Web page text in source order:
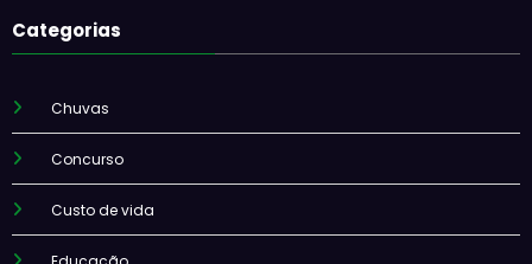
Categorias
Chuvas
Concurso
Custo de vida